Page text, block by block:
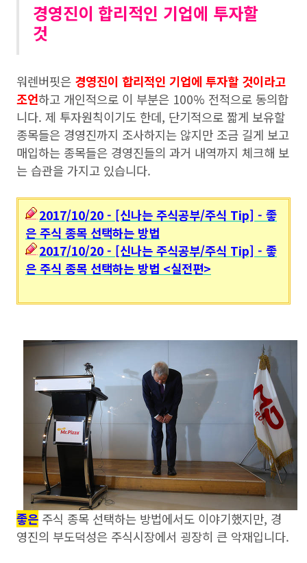
경영진이 합리적인 기업에 투자할
것
워렌버핏은 경영진이 합리적인 기업에 투자할 것이라고
조언하고 개인적으로 이 부분은 100% 전적으로 동의합
니다. 제 투자원칙이기도 한데, 단기적으로 짧게 보유할
종목들은 경영진까지 조사하지는 않지만 조금 길게 보고
매입하는 종목들은 경영진들의 과거 내역까지 체크해 보
는 습관을 가지고 있습니다.
2017/10/20 - [신나는 주식공부/주식 Tip] - 좋
은 주식 종목 선택하는 방법
2017/10/20 - [신나는 주식공부/주식 Tip] - 좋
은 주식 종목 선택하는 방법 <실전편>
좋은 주식 종목 선택하는 방법에서도 이야기했지만, 경
영진의 부도덕성은 주식시장에서 굉장히 큰 악재입니다.